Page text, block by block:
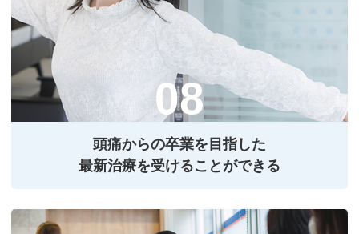
頭痛からの卒業を⽬指した
最新治療を受けることができる